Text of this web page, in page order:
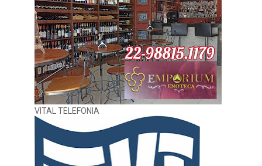
VITAL TELEFONIA